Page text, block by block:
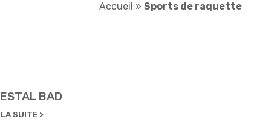
Accueil » Sports de raquette
BAD
LA SUITE